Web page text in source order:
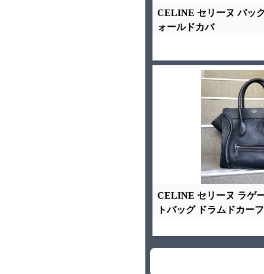
CELINE セリーヌ バッ
ォールドカバ
CELINE セリーヌ ラゲ
トバッグ ドラムドカー